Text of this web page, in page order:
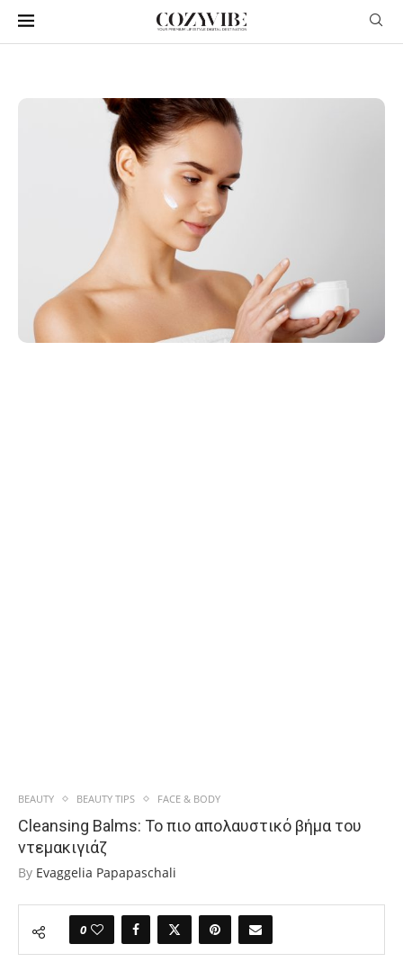
BEAUTY BEAUTY TIPS FACE & BODY
Cleansing Balms: Το πιο απολαυστικό βήμα του
ντεμακιγιάζ
By Evaggelia Papapaschali
0